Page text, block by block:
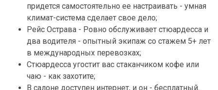
придется самостоятельно ее настраивать - умная
климат-система сделает свое дело;
Рейс Острава - Ровно обслуживает стюардесса и
два водителя - опытный экипаж со стажем 5+ лет
в международных перевозках;
Стюардесса угостит вас стаканчиком кофе или
чаю - как захотите;
В салоне доступен интернет, и он - бесплатный.